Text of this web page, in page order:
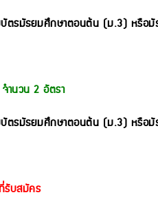
บัตรมัธยมศึกษาตอนต้น (ม.3) หรือ
ำนวน 2 อัตรา
บัตรมัธยมศึกษาตอนต้น (ม.3) หรือ
รับสมัคร